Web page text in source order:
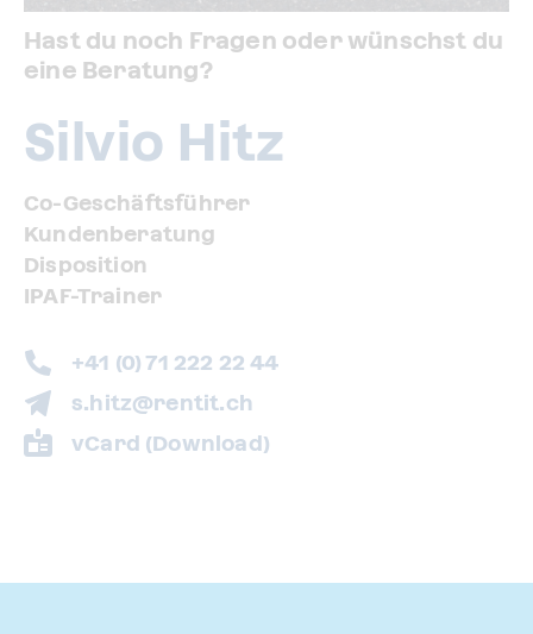
Hast du noch Fragen oder wünschst du
eine Beratung?
Silvio Hitz
Co-Geschäftsführer
Kundenberatung
Disposition
IPAF-Trainer
+41 (0) 71 222 22 44
s.hitz@rentit.ch
vCard (Download)